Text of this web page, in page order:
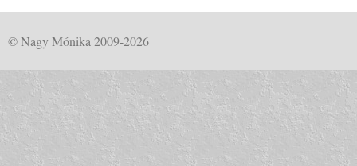
© Nagy Mónika 2009-2026